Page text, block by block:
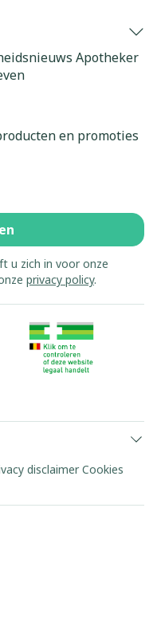
Apotheker
en promoties
u zich in voor onze
privacy policy.
disclaimer Cookies